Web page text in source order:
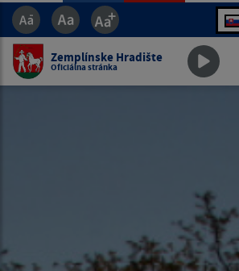
Zemplínske Hradište
Oficiálna stránka